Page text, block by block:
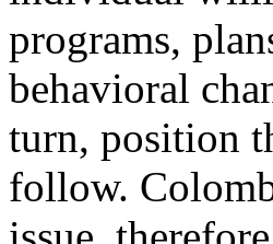
programs,
behavioral
turn, position
follow.